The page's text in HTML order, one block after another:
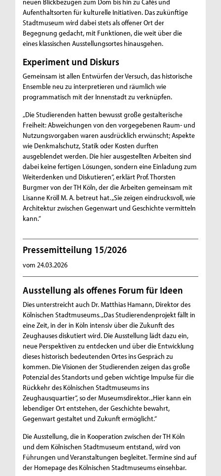
Aufenthaltsorten für kulturelle Initiativen. Das zukünftige
Stadtmuseum wird dabei stets als offener Ort der
Begegnung gedacht, mit Funktionen, die weit über die
eines klassischen Ausstellungsortes hinausgehen.
Experiment und Diskurs
Gemeinsam ist allen Entwürfen der Versuch, das historische
Ensemble neu zu interpretieren und räumlich wie
programmatisch mit der Innenstadt zu verknüpfen.
„Die Studierenden hatten bewusst große gestalterische
Freiheit: Abweichungen von den vorgegebenen Raum- und
Nutzungsvorgaben waren ausdrücklich erwünscht; Aspekte
wie Denkmalschutz, Statik oder Kosten durften
ausgeblendet werden. Die hier ausgestellten Arbeiten sind
dabei keine fertigen Lösungen, sondern eine Einladung zum
Weiterdenken und Diskutieren“, erklärt Prof. Thorsten
Burgmer von der TH Köln, der die Arbeiten gemeinsam mit
Lisanne Kröll M. A. betreut hat. „Sie zeigen eindrucksvoll, wie
Architektur zwischen Gegenwart und Geschichte vermitteln
kann.“
Pressemitteilung 15/2026
vom 24.03.2026
Ausstellung als offenes Forum für Ideen
Dies unterstreicht auch Dr. Matthias Hamann, Direktor des
Kölnischen Stadtmuseums. „Das Studierendenprojekt fällt in
eine Zeit, in der in Köln intensiv über die Zukunft des
Zeughauses diskutiert wird. Die Ausstellung lädt dazu ein,
neue Perspektiven zu entdecken und über die Entwicklung
dieses historisch bedeutenden Ortes ins Gespräch zu
kommen. Die Visionen der Studierenden zeigen das große
Potenzial des Standorts und geben wichtige Impulse für die
Rückkehr des Kölnischen Stadtmuseums ins
Zeughausquartier“, so der Museumsdirektor. „Hier kann ein
lebendiger Ort entstehen, der Geschichte bewahrt,
Gegenwart gestaltet und Zukunft ermöglicht.“
Die Ausstellung, die in Kooperation zwischen der TH Köln
und dem Kölnischen Stadtmuseum entstand, wird von
Führungen und Veranstaltungen begleitet. Termine sind auf
der Homepage des Kölnischen Stadtmuseums einsehbar.